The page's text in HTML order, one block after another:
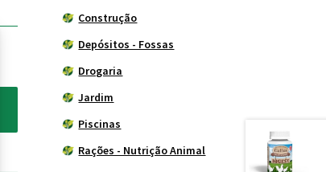
Construção
Depósitos - Fossas
Drogaria
Jardim
Piscinas
Rações - Nutrição Animal